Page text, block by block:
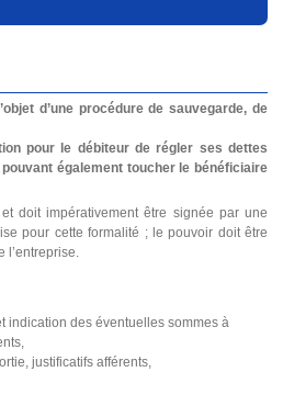
d’une procédure de sauvegarde, de
pour le débiteur de régler ses dettes
également toucher le bénéficiaire
doit impérativement être signée par une
pour cette formalité ; le pouvoir doit être
indication des éventuelles sommes à
justificatifs afférents,